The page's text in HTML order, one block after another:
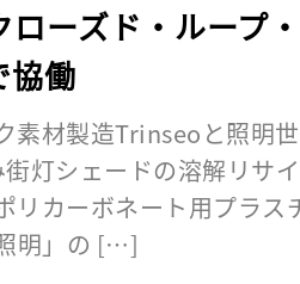
ローズド・ループ
協働
素材製造Trinseoと照明
灯シェードの溶解リサ
リカーボネート用プラ
明」の […]